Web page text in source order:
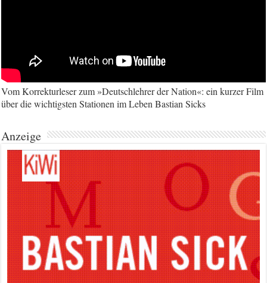
Vom Korrekturleser zum »Deutschlehrer der Nation«: ein kurzer Film
über die wichtigsten Stationen im Leben Bastian Sicks
Anzeige